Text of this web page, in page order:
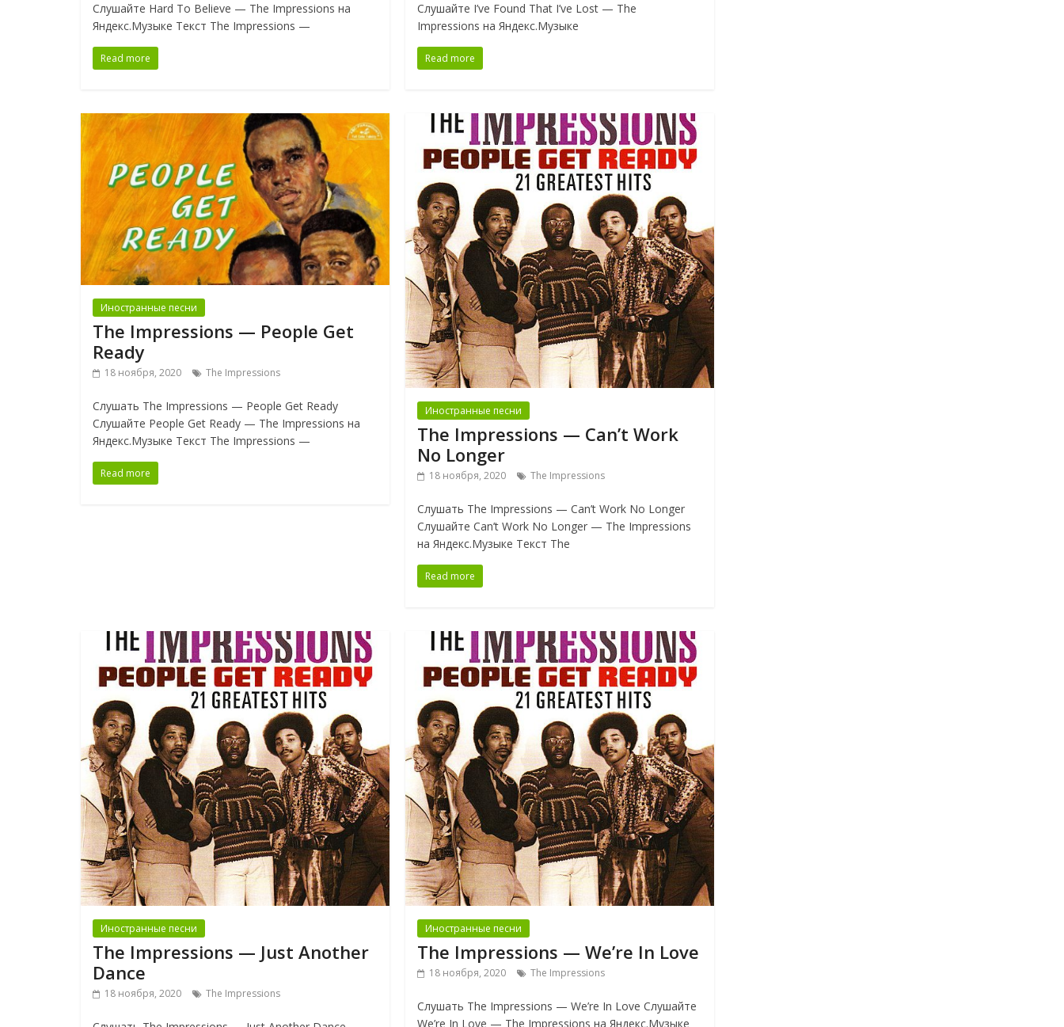
Слушайте Hard To Believe — The Impressions на
Яндекс.Музыке Текст The Impressions —
Read more
Слушайте I’ve Found That I’ve Lost — The
Impressions на Яндекс.Музыке
Read more
Иностранные песни
The Impressions — People Get
Ready
18 ноября, 2020 The Impressions
Слушать The Impressions — People Get Ready
Слушайте People Get Ready — The Impressions на
Яндекс.Музыке Текст The Impressions —
Read more
Иностранные песни
The Impressions — Can’t Work
No Longer
18 ноября, 2020 The Impressions
Слушать The Impressions — Can’t Work No Longer
Слушайте Can’t Work No Longer — The Impressions
на Яндекс.Музыке Текст The
Read more
Иностранные песни
The Impressions — Just Another
Dance
18 ноября, 2020 The Impressions
Иностранные песни
The Impressions — We’re In Love
18 ноября, 2020 The Impressions
Слушать The Impressions — We’re In Love Слушайте
We’re In Love — The Impressions на Яндекс.Музыке